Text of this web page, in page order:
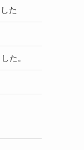
た
た。